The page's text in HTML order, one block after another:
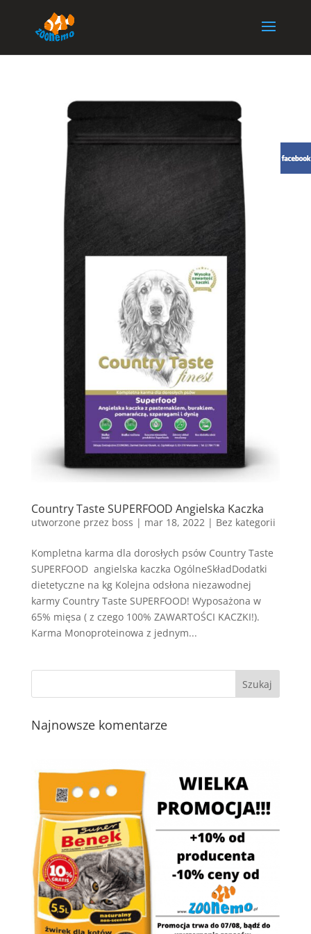
Country Taste SUPERFOOD Angielska Kaczka
utworzone przez boss | mar 18, 2022 | Bez kategorii
Kompletna karma dla dorosłych psów Country Taste
SUPERFOOD angielska kaczka OgólneSkładDodatki
dietetyczne na kg Kolejna odsłona niezawodnej
karmy Country Taste SUPERFOOD! Wyposażona w
65% mięsa ( z czego 100% ZAWARTOŚCI KACZKI!).
Karma Monoproteinowa z jednym...
Najnowsze komentarze